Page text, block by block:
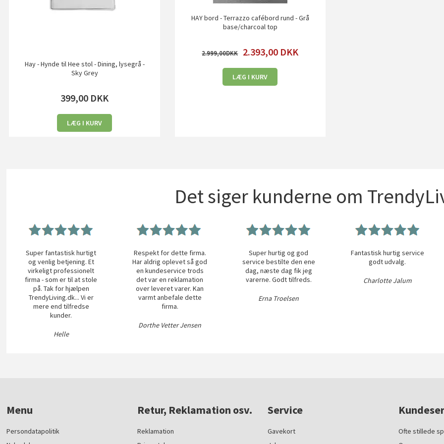
Hay - Hynde til Hee stol - Dining, lysegrå -
Sky Grey
399,00 DKK
LÆG I KURV
HAY bord - Terrazzo cafébord rund - Grå
base/charcoal top
2.999,00 2.393,00 DKK
LÆG I KURV
Det siger kunderne om
Super fantastisk hurtigt
og venlig betjening. Et
virkeligt professionelt
firma - som er til at stole
på. Tak for hjælpen
TrendyLiving.dk... Vi er
mere end tilfredse
kunder.
Helle
Respekt for dette firma.
Har aldrig oplevet så god
en kundeservice trods
det var en reklamation
over leveret varer. Kan
varmt anbefale dette
firma.
Dorthe Vetter Jensen
Super hurtig og god
service bestilte den ene
dag, næste dag fik jeg
varerne. Godt tilfreds.
Erna Troelsen
Fantastisk hurtig service
godt udvalg.
Charlotte Jalum
Menu
Persondatapolitik
Retur, Reklamation osv.
Reklamation
Service
Gavekort
Ofte stillede